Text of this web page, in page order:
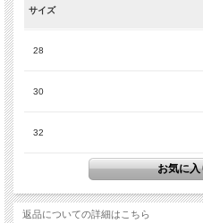
サイズ
28
30
32
返品についての詳細はこちら